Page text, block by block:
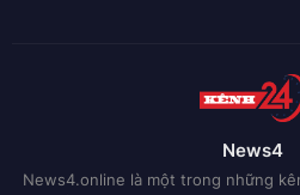
News4
News4.online là một trong những